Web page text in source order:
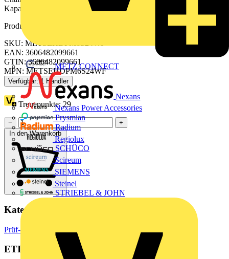
METZ CONNECT
Nexans
Nexans Power Accessories
Prysmian
Radium
Regiolux
SCHÜCO
Scireum
SIEMENS
Steinel
STRIEBEL & JOHN
Kapazität der Haupteinheit nicht überschritten wird.
Produktkennzeichen
SKU: METSEHDPM6S24WF
EAN: 3606482099661
GTIN: 3606482099661
MPN: METSEHDPM6S24WF
Verfügbar: 1 Händler
Treuepunkte: 29
−
+
In den Warenkorb
Kategorien
Prüf- & Messgeräte
ETIM Group